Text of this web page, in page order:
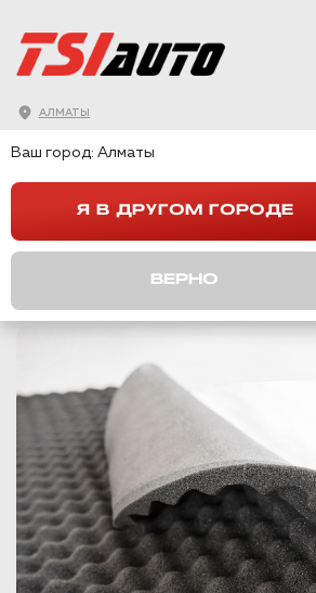
АЛМАТЫ
ШУМОФФ ABSORBER А15
ШУМОФФ
Ваш город: Алматы
Я В ДРУГОМ ГОРОДЕ
ВЕРНО